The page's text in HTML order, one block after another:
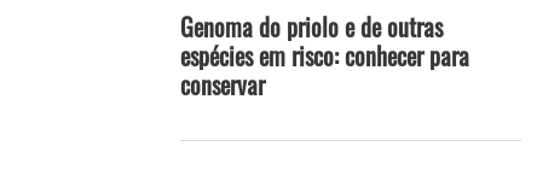
Genoma do priolo e de outras
espécies em risco: conhecer para
conservar